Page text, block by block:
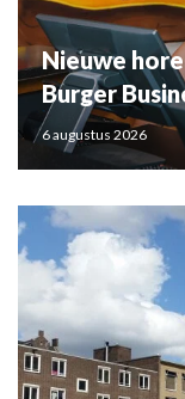
Nieuwe
Burger
6 augustus 2026